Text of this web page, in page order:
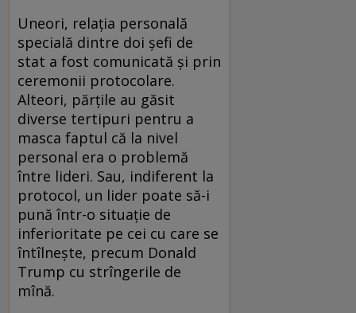
Uneori, relația personală
specială dintre doi șefi de
stat a fost comunicată și prin
ceremonii protocolare.
Alteori, părțile au găsit
diverse tertipuri pentru a
masca faptul că la nivel
personal era o problemă
între lideri. Sau, indiferent la
protocol, un lider poate să-i
pună într-o situație de
inferioritate pe cei cu care se
întîlnește, precum Donald
Trump cu strîngerile de
mînă.